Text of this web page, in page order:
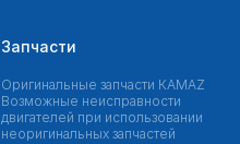
Запчасти
Оригинальные запчасти КAMAZ
Возможные неисправности
двигателей при использовании
неоригинальных запчастей